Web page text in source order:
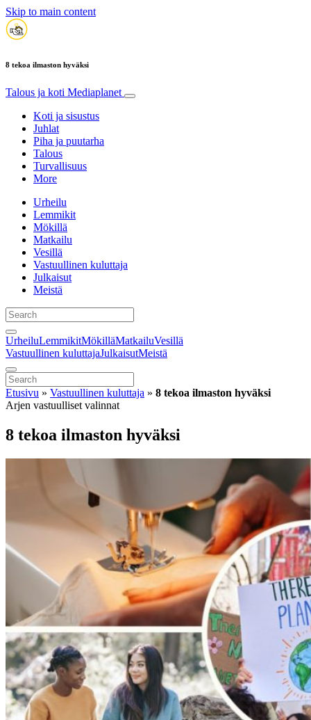
Skip to main content
8 tekoa ilmaston hyväksi
Talous ja koti Mediaplanet
Koti ja sisustus
Juhlat
Piha ja puutarha
Talous
Turvallisuus
More
Urheilu
Lemmikit
Mökillä
Matkailu
Vesillä
Vastuullinen kuluttaja
Julkaisut
Meistä
UrheiluLemmikitMökilläMatkailuVesillä
Vastuullinen kuluttajaJulkaisutMeistä
Etusivu » Vastuullinen kuluttaja » 8 tekoa ilmaston hyväksi
Arjen vastuulliset valinnat
8 tekoa ilmaston hyväksi